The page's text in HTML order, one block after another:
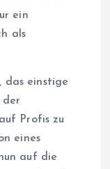
ein
als
das einstige
der
Profis zu
eines
auf die